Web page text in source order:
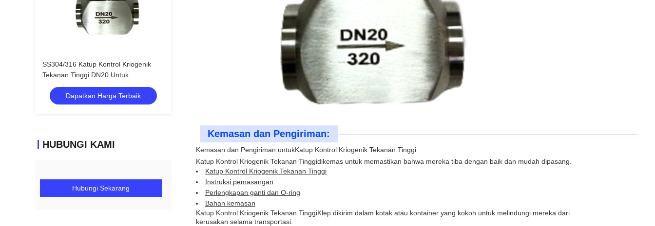
SS304/316 Katup Kontrol Kriogenik
Tekanan Tinggi DN20 Untuk
LNG/LOX/LN2/LAR/LCO2
Dapatkan Harga Terbaik
HUBUNGI KAMI
Hubungi Sekarang
Kemasan dan Pengiriman:
Kemasan dan Pengiriman untukKatup Kontrol Kriogenik Tekanan Tinggi
Katup Kontrol Kriogenik Tekanan Tinggidikemas untuk memastikan bahwa mereka tiba dengan baik dan mudah dipasang.
Katup Kontrol Kriogenik Tekanan Tinggi
Instruksi pemasangan
Perlengkapan ganti dan O-ring
Bahan kemasan
Katup Kontrol Kriogenik Tekanan TinggiKlep dikirim dalam kotak atau kontainer yang kokoh untuk melindungi mereka dari
kerusakan selama transportasi.